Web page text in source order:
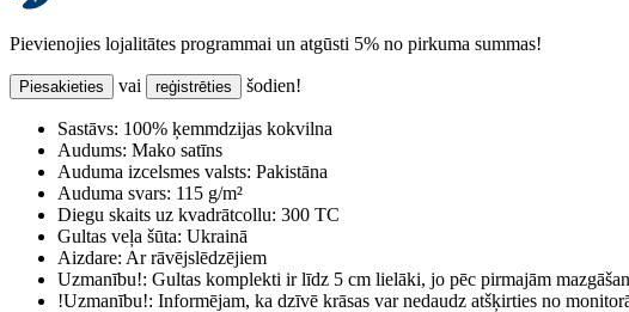
Pievienojies lojalitātes programmai un atgūsti 5% no pirkuma summas!
Piesakieties vai reģistrēties šodien!
Sastāvs: 100% ķemmdzijas kokvilna
Audums: Mako satīns
Auduma izcelsmes valsts: Pakistāna
Auduma svars: 115 g/m²
Diegu skaits uz kvadrātcollu: 300 TC
Gultas veļa šūta: Ukrainā
Aizdare: Ar rāvējslēdzējiem
Uzmanību!: Gultas komplekti ir līdz 5 cm lielāki, jo pēc pirmajām
!Uzmanību!: Informējam, ka dzīvē krāsas var nedaudz atšķirties no